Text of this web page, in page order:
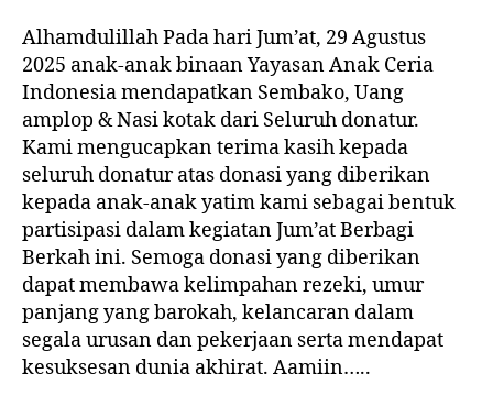
Alhamdulillah Pada hari Jum’at, 29 Agustus
2025 anak-anak binaan Yayasan Anak Ceria
Indonesia mendapatkan Sembako, Uang
amplop & Nasi kotak dari Seluruh donatur.
Kami mengucapkan terima kasih kepada
seluruh donatur atas donasi yang diberikan
kepada anak-anak yatim kami sebagai bentuk
partisipasi dalam kegiatan Jum’at Berbagi
Berkah ini. Semoga donasi yang diberikan
dapat membawa kelimpahan rezeki, umur
panjang yang barokah, kelancaran dalam
segala urusan dan pekerjaan serta mendapat
kesuksesan dunia akhirat. Aamiin…..